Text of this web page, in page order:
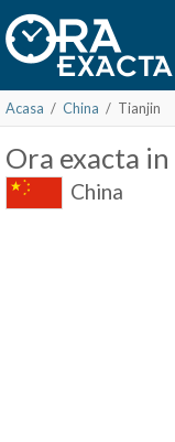
Acasa / China / Tianjin
Ora exacta in
China